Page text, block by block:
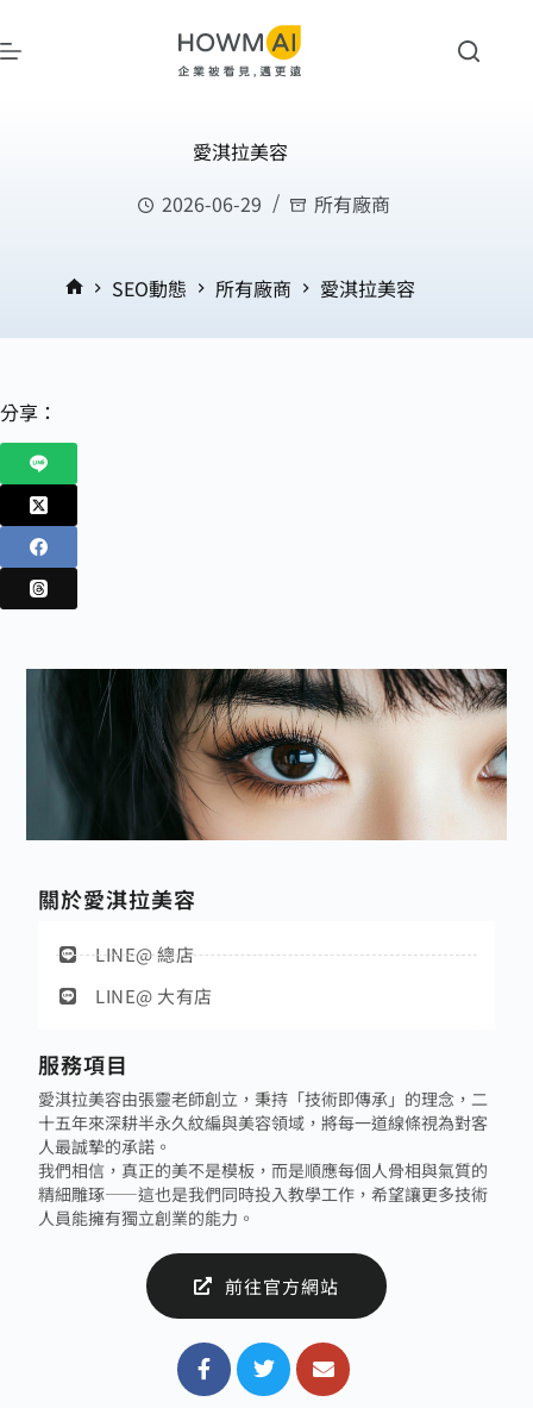
愛淇拉美容
2026-06-29
所有廠商
SEO動態 所有廠商 愛淇拉美容
分享：
關於愛淇拉美容
LINE@ 總店
LINE@ 大有店
服務項目
愛淇拉美容由張靈老師創立，秉持「技術即傳承」的理念，二
十五年來深耕半永久紋編與美容領域，將每一道線條視為對客
人最誠摯的承諾。
我們相信，真正的美不是模板，而是順應每個人骨相與氣質的
精細雕琢——這也是我們同時投入教學工作，希望讓更多技術
人員能擁有獨立創業的能力。
前往官方網站